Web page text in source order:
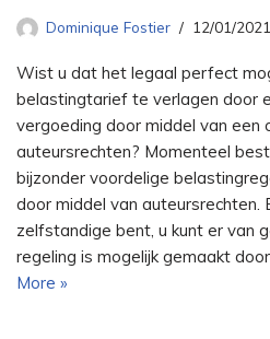
Dominique Fostier 12/01/2021
Wist u dat het legaal perfect
belastingtarief te verlagen door
vergoeding door middel van een
auteursrechten? Momenteel
bijzonder voordelige
door middel van auteursrechten.
zelfstandige bent, u kunt er van
regeling is mogelijk gemaakt
More »